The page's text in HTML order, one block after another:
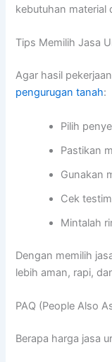
kebutuhan material
Tips Memilih Jasa
Agar hasil
pengurugan tanah:
Pilih
Pastikan
Gunakan
Cek
Mintalah
Dengan memilih
lebih aman, rapi,
PAQ (People Also
Berapa harga jasa